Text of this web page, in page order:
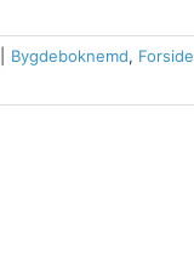
Bygdeboknemd, Forside